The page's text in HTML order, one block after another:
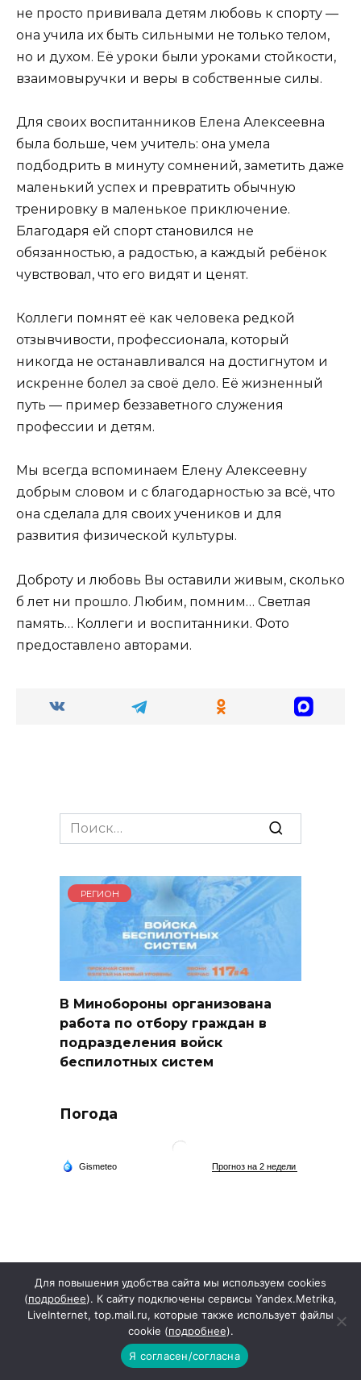
не просто прививала детям любовь к спорту —
она учила их быть сильными не только телом,
но и духом. Её уроки были уроками стойкости,
взаимовыручки и веры в собственные силы.
Для своих воспитанников Елена Алексеевна
была больше, чем учитель: она умела
подбодрить в минуту сомнений, заметить даже
маленький успех и превратить обычную
тренировку в маленькое приключение.
Благодаря ей спорт становился не
обязанностью, а радостью, а каждый ребёнок
чувствовал, что его видят и ценят.
Коллеги помнят её как человека редкой
отзывчивости, профессионала, который
никогда не останавливался на достигнутом и
искренне болел за своё дело. Её жизненный
путь — пример беззаветного служения
профессии и детям.
Мы всегда вспоминаем Елену Алексеевну
добрым словом и с благодарностью за всё, что
она сделала для своих учеников и для
развития физической культуры.
Доброту и любовь Вы оставили живым, сколько
б лет ни прошло. Любим, помним… Светлая
память… Коллеги и воспитанники. Фото
предоставлено авторами.
Search
for:
РЕГИОН
В Минобороны организована
работа по отбору граждан в
подразделения войск
беспилотных систем
Погода
Для повышения удобства сайта мы используем cookies
(подробнее). К сайту подключены сервисы Yandex.Metrika,
LiveInternet, top.mail.ru, которые также использует файлы
cookie (подробнее).
Я согласен/согласна